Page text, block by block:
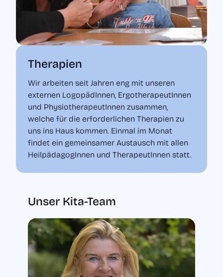
Therapien
Wir arbeiten seit Jahren eng mit unseren
externen LogopädInnen, ErgotherapeutInnen
und PhysiotherapeutInnen zusammen,
welche für die erforderlichen Therapien zu
uns ins Haus kommen. Einmal im Monat
findet ein gemeinsamer Austausch mit allen
HeilpädagogInnen und TherapeutInnen statt.
Unser Kita-Team